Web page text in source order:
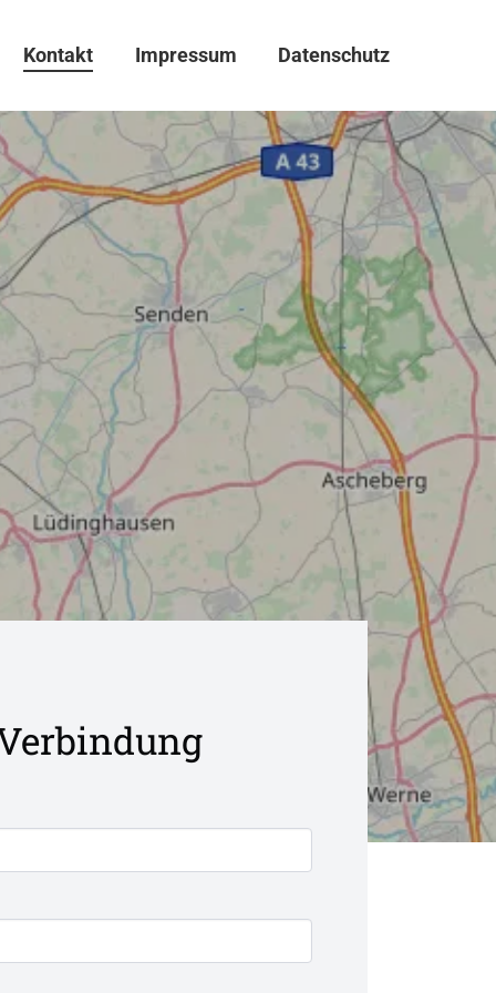
Kontakt Impressum Datenschutz